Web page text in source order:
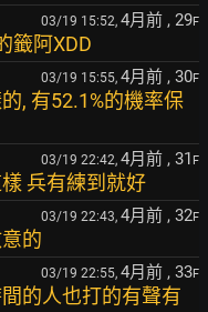
03/19 15:52, 4月前 , 29F
籤阿XDD
03/19 15:55, 4月前 , 30F
, 有52.1%的機率保
03/19 22:42, 4月前 , 31 F
兵有練到就好
03/19 22:43, 4月前 , 32F
的
03/19 22:55, 4月前 , 33F
的人也打的有聲有